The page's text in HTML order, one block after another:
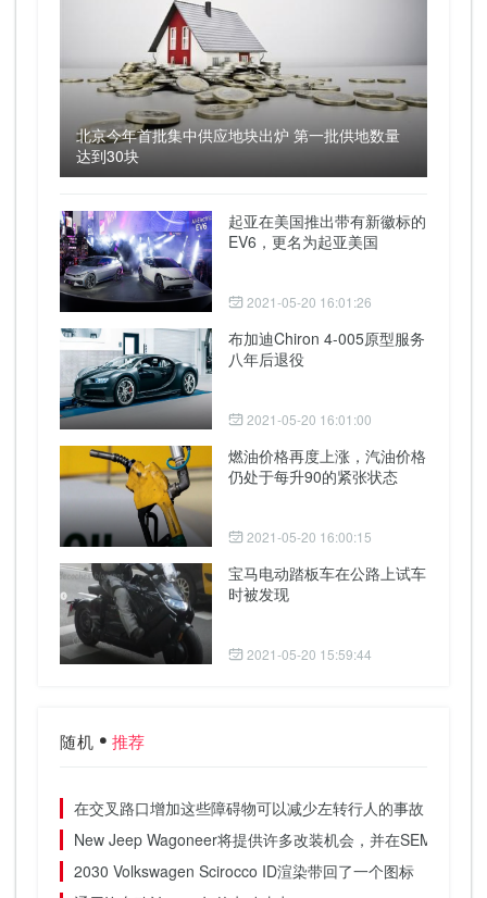
北京今年首批集中供应地块出炉 第一批供地数量
达到30块
起亚在美国推出带有新徽标的
EV6，更名为起亚美国
2021-05-20 16:01:26
布加迪Chiron 4-005原型服务
八年后退役
2021-05-20 16:01:00
燃油价格再度上涨，汽油价格
仍处于每升90的紧张状态
2021-05-20 16:00:15
宝马电动踏板车在公路上试车
时被发现
2021-05-20 15:59:44
随机 推荐
在交叉路口增加这些障碍物可以减少左转行人的事故
New Jeep Wagoneer将提供许多改装机会，并在SEMA首次
2030 Volkswagen Scirocco ID渲染带回了一个图标